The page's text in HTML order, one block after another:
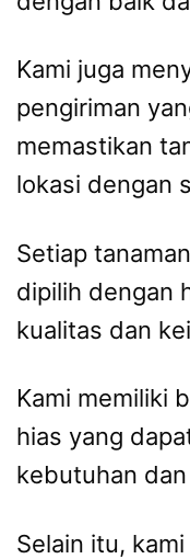
Kami juga
pengiriman
memastikan
lokasi dengan
Setiap
dipilih dengan
kualitas dan
Kami memiliki
hias yang
kebutuhan
Selain itu,